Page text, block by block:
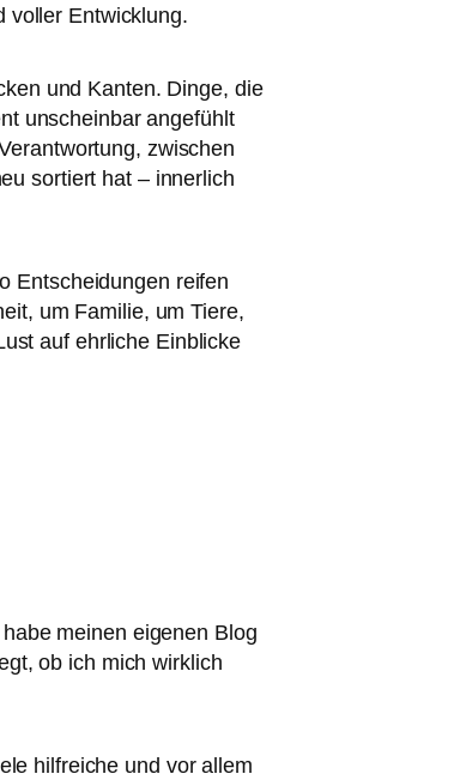
voller Entwicklung.
und Kanten. Dinge, die
unscheinbar angefühlt
zwischen
sortiert hat – innerlich
Entscheidungen reifen
um Familie, um Tiere,
auf ehrliche Einblicke
meinen eigenen Blog
ob ich mich wirklich
hilfreiche und vor allem